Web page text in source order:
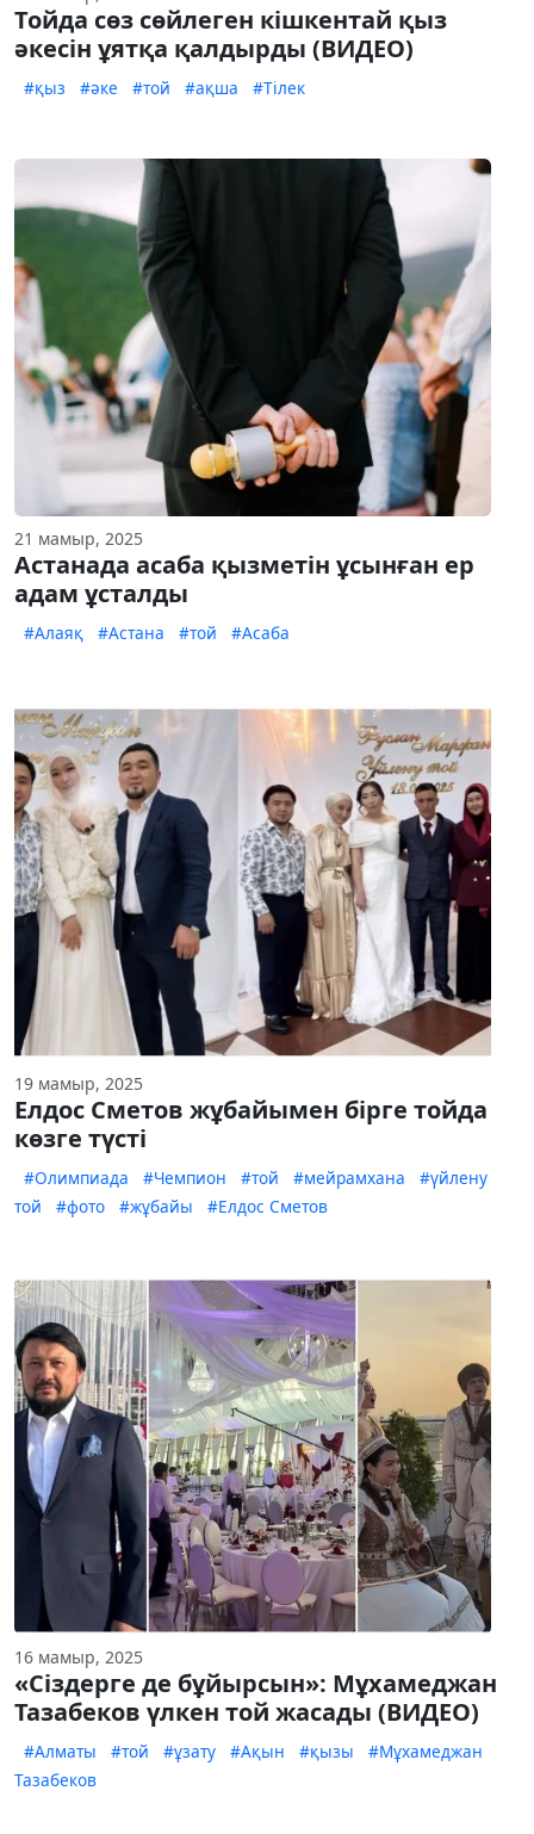
Тойда сөз сөйлеген кішкентай қыз
әкесін ұятқа қалдырды (ВИДЕО)
#қыз #әке #той #ақша #Тілек
21 мамыр, 2025
Астанада асаба қызметін ұсынған ер
адам ұсталды
#Алаяқ #Астана #той #Асаба
19 мамыр, 2025
Елдос Сметов жұбайымен бірге тойда
көзге түсті
#Олимпиада #Чемпион #той #мейрамхана
#үйлену
той
#фото #жұбайы #Елдос Сметов
16 мамыр, 2025
«Сіздерге де бұйырсын»: Мұхамеджан
Тазабеков үлкен той жасады (ВИДЕО)
#Алматы #той #ұзату #Ақын #қызы
#Мұхамеджан
Тазабеков